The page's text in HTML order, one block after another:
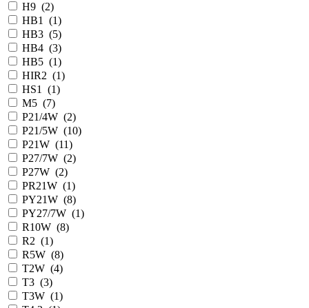
H9 (2)
HB1
(1)
HB3 (5)
HB4 (3)
HB5 (1)
HIR2 (1)
HS1
(1)
M5 (7)
P21/4W (2)
P21/5W (10)
P21W (11)
P27/7W (2)
P27W (2)
PR21W (1)
PY21W (8)
PY27/7W (1)
R10W (8)
R2 (1)
R5W (8)
T2W (4)
T3 (3)
T3W (1)